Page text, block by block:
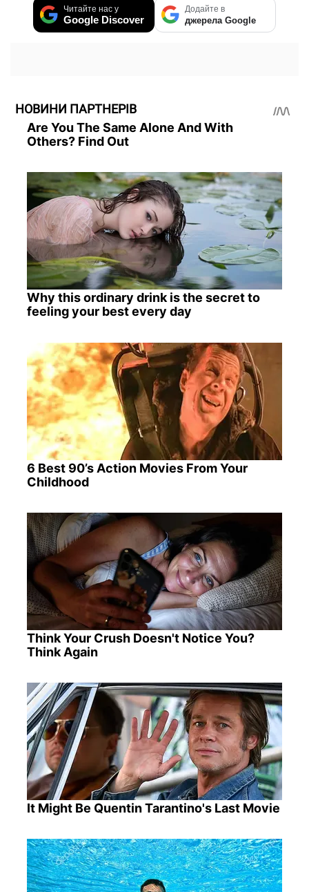
Читайте нас у
Google Discover
Додайте в
джерела Google
НОВИНИ ПАРТНЕРІВ
Are You The Same Alone And With
Others? Find Out
Why this ordinary drink is the secret to
feeling your best every day
6 Best 90’s Action Movies From Your
Childhood
Think Your Crush Doesn't Notice You?
Think Again
It Might Be Quentin Tarantino's Last Movie